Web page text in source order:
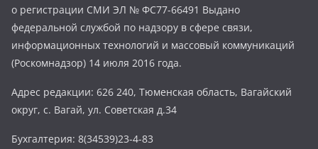
о регистрации СМИ ЭЛ № ФС77-66491 Выдано
федеральной службой по надзору в сфере связи,
информационных технологий и массовый коммуникаций
(Роскомнадзор) 14 июля 2016 года.
Адрес редакции: 626 240, Тюменская область, Вагайский
округ, с. Вагай, ул. Советская д.34
Бухгалтерия: 8(34539)23-4-83